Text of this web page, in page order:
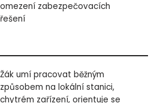
omezení zabezpečovacích
řešení
Žák umí pracovat běžným
způsobem na lokální stanici,
chytrém zařízení, orientuje se